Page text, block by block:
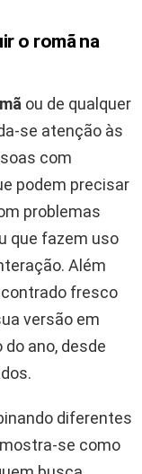
o romã na
ou de qualquer
se atenção às
com
podem precisar
problemas
que fazem uso
Além
fresco
versão em
ano, desde
diferentes
se como